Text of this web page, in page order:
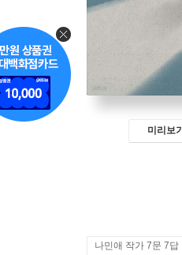
미리보기
나민애 작가 7문 7답